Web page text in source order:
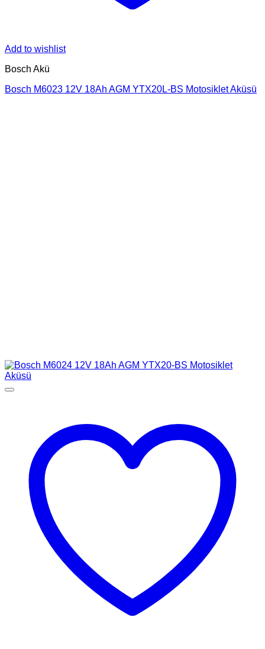
Add to wishlist
Bosch Akü
Bosch M6023 12V 18Ah AGM YTX20L-BS Motosiklet Aküsü